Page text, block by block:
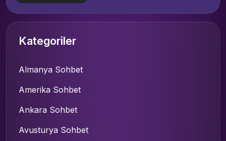
Kategoriler
Almanya Sohbet
Amerika Sohbet
Ankara Sohbet
Avusturya Sohbet